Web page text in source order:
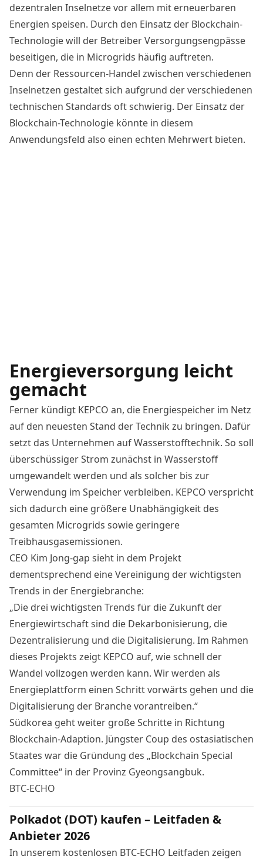
dezentralen Inselnetze vor allem mit erneuerbaren
Energien speisen. Durch den Einsatz der Blockchain-
Technologie will der Betreiber Versorgungsengpässe
beseitigen, die in Microgrids häufig auftreten.
Denn der Ressourcen-Handel zwischen verschiedenen
Inselnetzen gestaltet sich aufgrund der verschiedenen
technischen Standards oft schwierig. Der Einsatz der
Blockchain-Technologie könnte in diesem
Anwendungsfeld also einen echten Mehrwert bieten.
Energieversorgung leicht
gemacht
Ferner kündigt KEPCO an, die Energiespeicher im Netz
auf den neuesten Stand der Technik zu bringen. Dafür
setzt das Unternehmen auf Wasserstofftechnik. So soll
überschüssiger Strom zunächst in Wasserstoff
umgewandelt werden und als solcher bis zur
Verwendung im Speicher verbleiben. KEPCO verspricht
sich dadurch eine größere Unabhängigkeit des
gesamten Microgrids sowie geringere
Treibhausgasemissionen.
CEO Kim Jong-gap sieht in dem Projekt
dementsprechend eine Vereinigung der wichtigsten
Trends in der Energiebranche:
„Die drei wichtigsten Trends für die Zukunft der
Energiewirtschaft sind die Dekarbonisierung, die
Dezentralisierung und die Digitalisierung. Im Rahmen
dieses Projekts zeigt KEPCO auf, wie schnell der
Wandel vollzogen werden kann. Wir werden als
Energieplattform einen Schritt vorwärts gehen und die
Digitalisierung der Branche vorantreiben.“
Südkorea geht weiter große Schritte in Richtung
Blockchain-Adaption. Jüngster Coup des ostasiatischen
Staates war die Gründung des „Blockchain Special
Committee“ in der Provinz Gyeongsangbuk.
BTC-ECHO
Polkadot (DOT) kaufen – Leitfaden &
Anbieter 2026
In unserem kostenlosen BTC-ECHO Leitfaden zeigen